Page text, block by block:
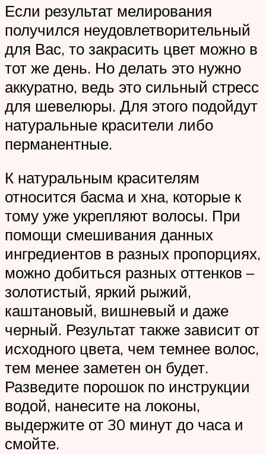
Если результат мелирования
получился неудовлетворительный
для Вас, то закрасить цвет можно в
тот же день. Но делать это нужно
аккуратно, ведь это сильный стресс
для шевелюры. Для этого подойдут
натуральные красители либо
перманентные.
К натуральным красителям
относится басма и хна, которые к
тому уже укрепляют волосы. При
помощи смешивания данных
ингредиентов в разных пропорциях,
можно добиться разных оттенков –
золотистый, яркий рыжий,
каштановый, вишневый и даже
черный. Результат также зависит от
исходного цвета, чем темнее волос,
тем менее заметен он будет.
Разведите порошок по инструкции
водой, нанесите на локоны,
выдержите от 30 минут до часа и
смойте.